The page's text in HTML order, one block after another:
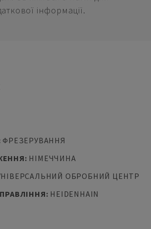
інформації.
ФРЕЗЕРУВАННЯ
: НІМЕЧЧИНА
ОБРОБНИЙ ЦЕНТР
: HEIDENHAIN